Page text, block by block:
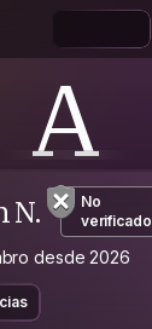
A
N.
No
verificado
desde 2026